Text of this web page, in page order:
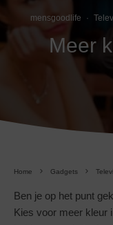
mensgoodlife ·
Meer
Home Gadgets
Ben je op het punt
Kies voor meer kleur